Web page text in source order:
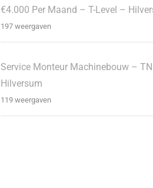
€4.000 Per Maand – T-Level –
197 weergaven
Service Monteur Machinebouw –
Hilversum
119 weergaven